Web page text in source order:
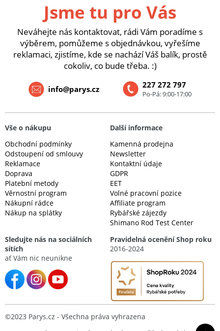
Jsme tu pro Vás
Neváhejte nás kontaktovat, rádi Vám poradíme s
výběrem, pomůžeme s objednávkou, vyřešíme
reklamaci, zjistíme, kde se nachází Váš balík, prostě
cokoliv, co bude třeba. :)
227 272 797
Po-Pá: 9:00-17:00
info@parys.cz
Vše o nákupu
Obchodní podmínky
Odstoupení od smlouvy
Reklamace
Doprava
Platební metody
Věrnostní program
Nákupní rádce
Nákup na splátky
Další informace
Kamenná prodejna
Newsletter
Kontaktní údaje
GDPR
EET
Volné pracovní pozice
Affiliate program
Rybářské zájezdy
Shimano Rod Test Center
Sledujte nás na sociálních
sítích
ať Vám nic neunikne
Pravidelná ocenění Shop roku
2016-2024
©2023 Parys.cz - Všechna práva vyhrazena